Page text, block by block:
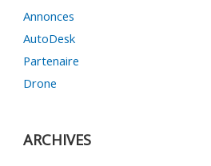
Annonces
AutoDesk
Partenaire
Drone
ARCHIVES